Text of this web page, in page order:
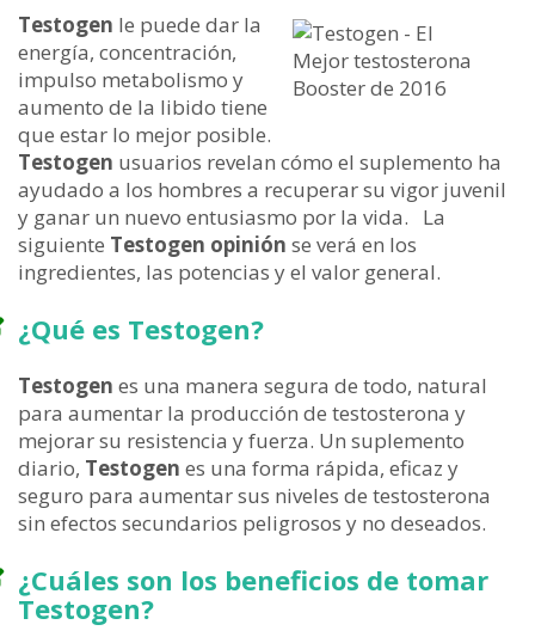
Testogen le puede dar la
energía, concentración,
impulso metabolismo y
aumento de la libido tiene
que estar lo mejor posible.
Testogen usuarios revelan cómo el suplemento ha
ayudado a los hombres a recuperar su vigor juvenil
y ganar un nuevo entusiasmo por la vida.
La
siguiente Testogen opinión se verá en los
ingredientes, las potencias y el valor general.
¿Qué es Testogen?
Testogen es una manera segura de todo, natural
para aumentar la producción de testosterona y
mejorar su resistencia y fuerza. Un suplemento
diario, Testogen es una forma rápida, eficaz y
seguro para aumentar sus niveles de testosterona
sin efectos secundarios peligrosos y no deseados.
¿Cuáles son los beneficios de tomar
Testogen?